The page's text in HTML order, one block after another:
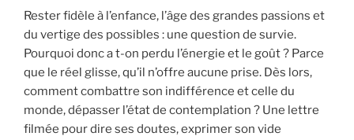
Rester fidèle à l’enfance, l’âge des grandes passions et
du vertige des possibles : une question de survie.
Pourquoi donc a t-on perdu l’énergie et le goût ? Parce
que le réel glisse, qu’il n’offre aucune prise. Dès lors,
comment combattre son indifférence et celle du
monde, dépasser l’état de contemplation ? Une lettre
filmée pour dire ses doutes, exprimer son vide